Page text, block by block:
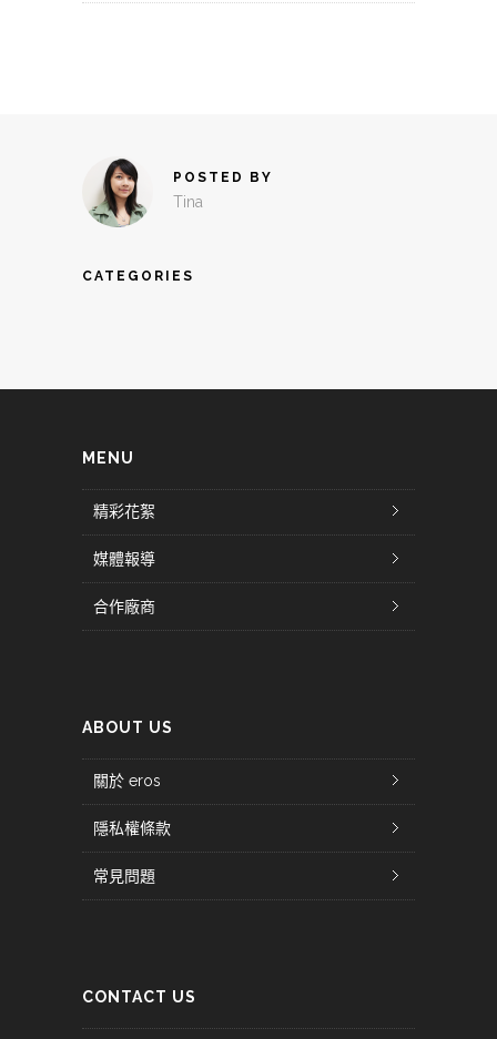
POSTED BY
Tina
CATEGORIES
MENU
精彩花絮
媒體報導
合作廠商
ABOUT US
關於 eros
隱私權條款
常見問題
CONTACT US